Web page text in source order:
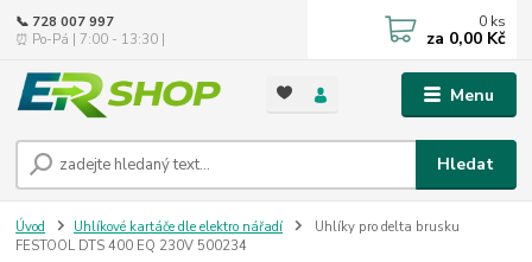
Menu
Hledat
📞 728 007 997
⏰ Po-Pá | 7:00 - 13:30 |
0 ks
za 0,00 Kč
Úvod Uhlíkové kartáče dle elektro nářadí
Uhlíky pro delta brusku
FESTOOL DTS 400 EQ 230V 500234